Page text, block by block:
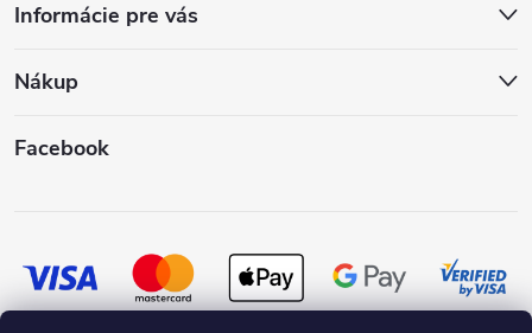
Informácie pre vás
Nákup
Facebook